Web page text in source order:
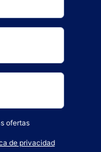
ofertas
de privacidad